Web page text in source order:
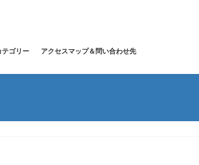
テゴリー アクセスマップ＆問い合わせ先